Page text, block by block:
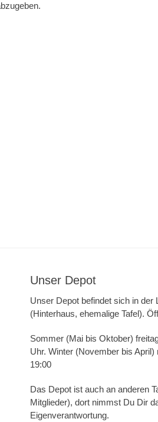
Unser Depot
Unser Depot befindet sich in der
(Hinterhaus, ehemalige Tafel).
Sommer (Mai bis Oktober)
Uhr. Winter (November bis
19:00
Das Depot ist auch an anderen
Mitglieder), dort nimmst Du Dir
Eigenverantwortung.